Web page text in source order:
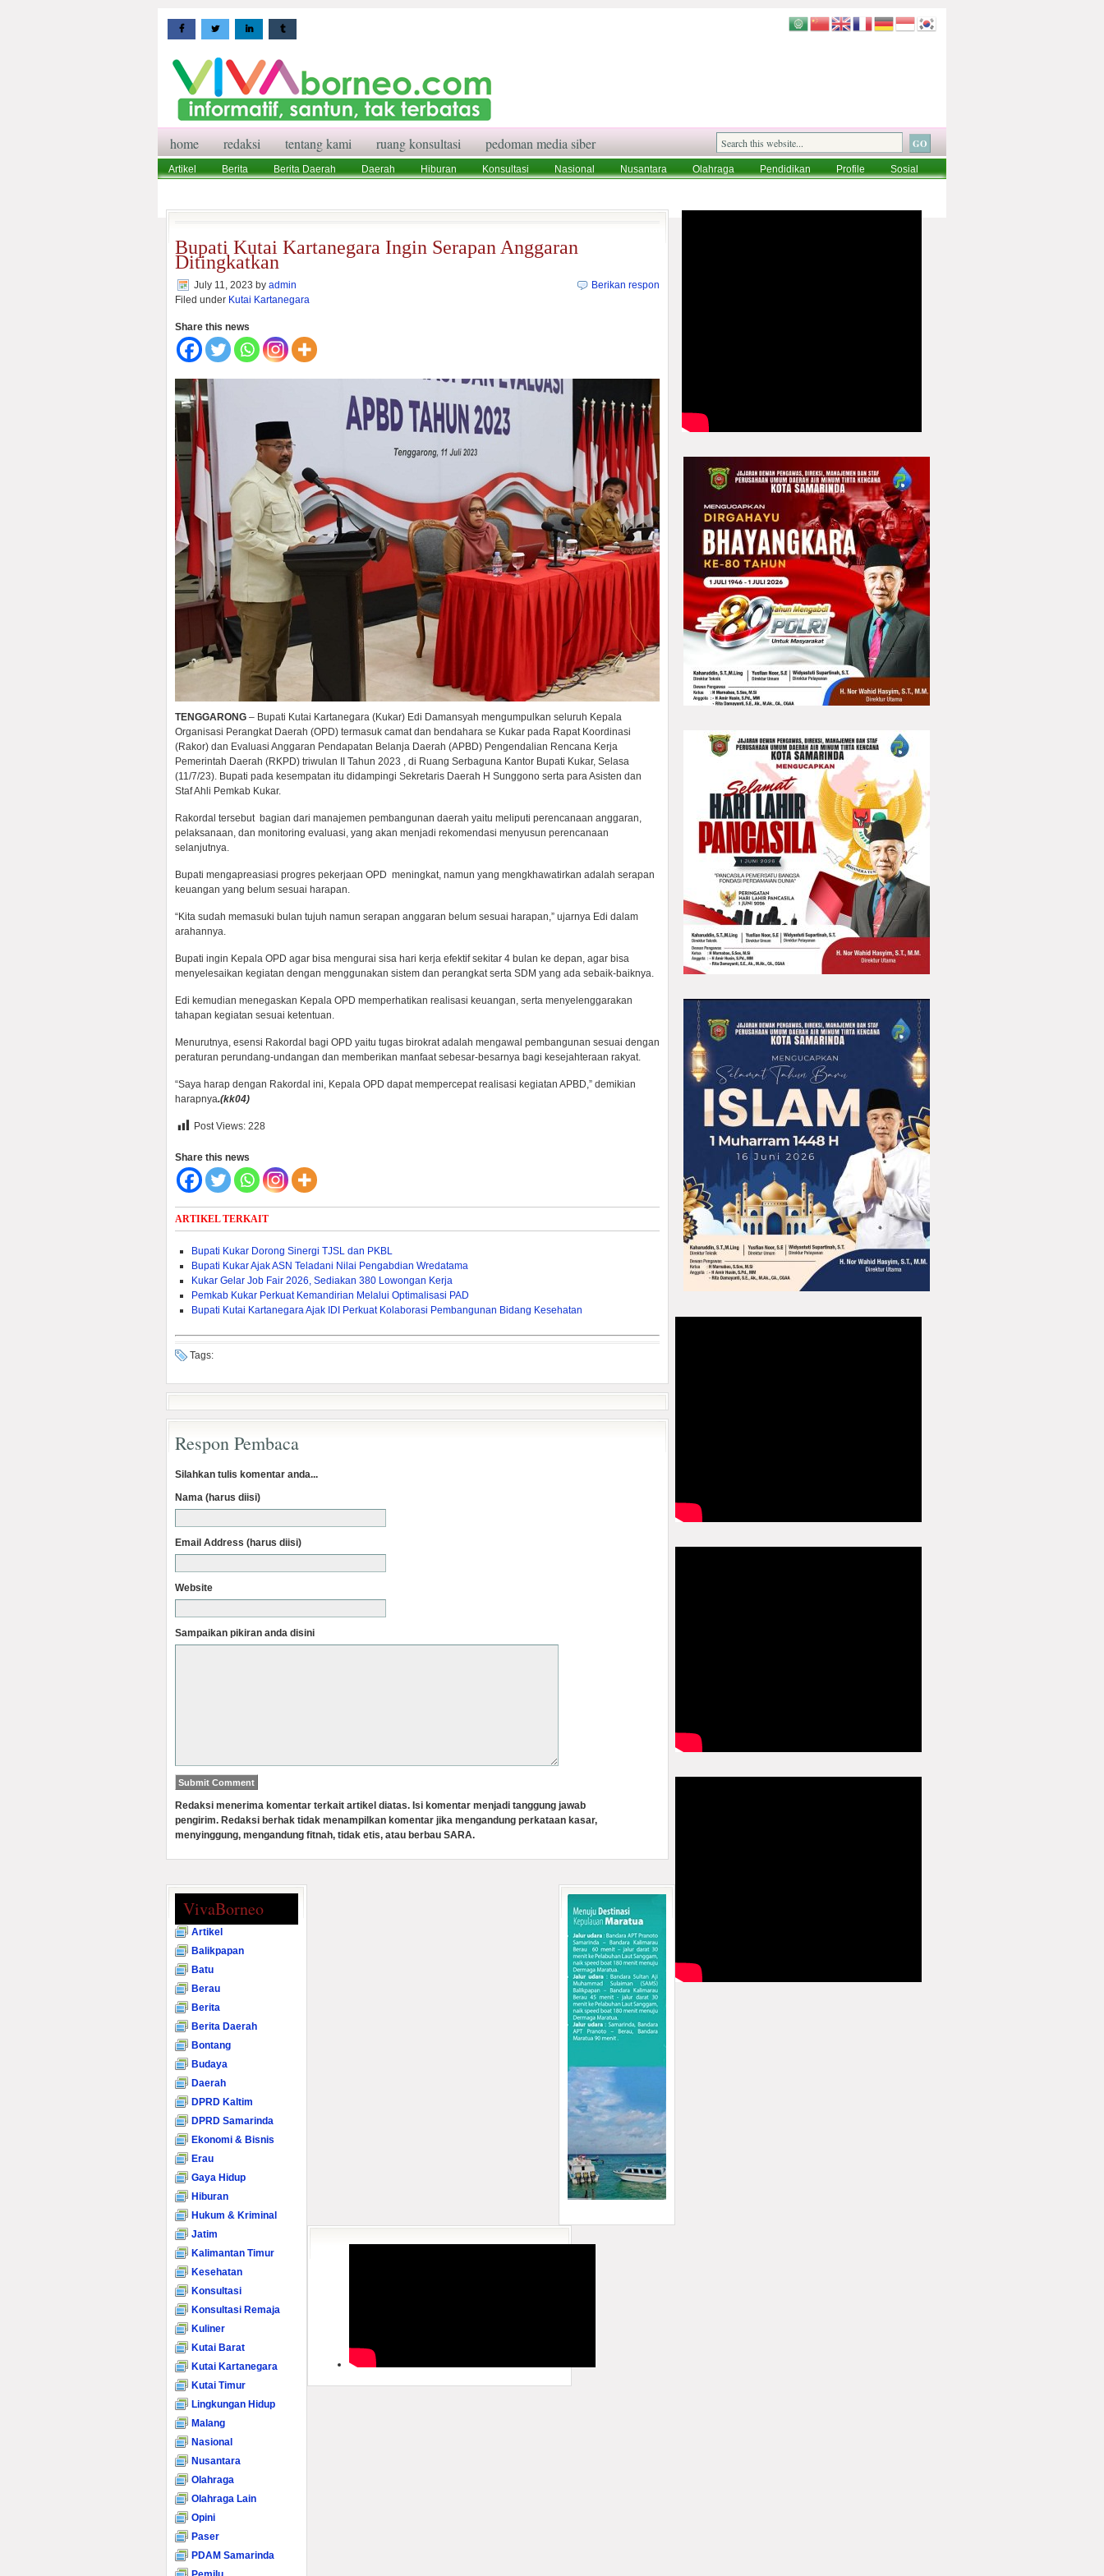
home redaksi tentang kami ruang konsultasi pedoman media siber
Artikel Berita Berita Daerah Daerah Hiburan Konsultasi Nasional Nusantara Olahraga Pendidikan Profile
Sosial
Bupati Kutai Kartanegara Ingin Serapan Anggaran
Ditingkatkan
July 11, 2023 by admin
Filed under Kutai Kartanegara
Berikan respon
Share this news
TENGGARONG – Bupati Kutai Kartanegara (Kukar) Edi Damansyah mengumpulkan seluruh Kepala
Organisasi Perangkat Daerah (OPD) termasuk camat dan bendahara se Kukar pada Rapat Koordinasi
(Rakor) dan Evaluasi Anggaran Pendapatan Belanja Daerah (APBD) Pengendalian Rencana Kerja
Pemerintah Daerah (RKPD) triwulan II Tahun 2023 , di Ruang Serbaguna Kantor Bupati Kukar, Selasa
(11/7/23). Bupati pada kesempatan itu didampingi Sekretaris Daerah H Sunggono serta para Asisten dan
Staf Ahli Pemkab Kukar.
Rakordal tersebut bagian dari manajemen pembangunan daerah yaitu meliputi perencanaan anggaran,
pelaksanaan, dan monitoring evaluasi, yang akan menjadi rekomendasi menyusun perencanaan
selanjutnya.
Bupati mengapreasiasi progres pekerjaan OPD meningkat, namun yang mengkhawatirkan adalah serapan
keuangan yang belum sesuai harapan.
“Kita sudah memasuki bulan tujuh namun serapan anggaran belum sesuai harapan,” ujarnya Edi dalam
arahannya.
Bupati ingin Kepala OPD agar bisa mengurai sisa hari kerja efektif sekitar 4 bulan ke depan, agar bisa
menyelesaikan kegiatan dengan menggunakan sistem dan perangkat serta SDM yang ada sebaik-baiknya.
Edi kemudian menegaskan Kepala OPD memperhatikan realisasi keuangan, serta menyelenggarakan
tahapan kegiatan sesuai ketentuan.
Menurutnya, esensi Rakordal bagi OPD yaitu tugas birokrat adalah mengawal pembangunan sesuai dengan
peraturan perundang-undangan dan memberikan manfaat sebesar-besarnya bagi kesejahteraan rakyat.
“Saya harap dengan Rakordal ini, Kepala OPD dapat mempercepat realisasi kegiatan APBD,” demikian
harapnya.(kk04)
Post Views: 228
Share this news
ARTIKEL TERKAIT
Bupati Kukar Dorong Sinergi TJSL dan PKBL
Bupati Kukar Ajak ASN Teladani Nilai Pengabdian Wredatama
Kukar Gelar Job Fair 2026, Sediakan 380 Lowongan Kerja
Pemkab Kukar Perkuat Kemandirian Melalui Optimalisasi PAD ‎
Bupati Kutai Kartanegara Ajak IDI Perkuat Kolaborasi Pembangunan Bidang Kesehatan
Tags:
Respon Pembaca
Silahkan tulis komentar anda...
Nama (harus diisi)
Email Address (harus diisi)
Website
Sampaikan pikiran anda disini
Redaksi menerima komentar terkait artikel diatas. Isi komentar menjadi tanggung jawab
pengirim. Redaksi berhak tidak menampilkan komentar jika mengandung perkataan kasar,
menyinggung, mengandung fitnah, tidak etis, atau berbau SARA.
VivaBorneo
Artikel
Balikpapan
Batu
Berau
Berita
Berita Daerah
Bontang
Budaya
Daerah
DPRD Kaltim
DPRD Samarinda
Ekonomi & Bisnis
Erau
Gaya Hidup
Hiburan
Hukum & Kriminal
Jatim
Kalimantan Timur
Kesehatan
Konsultasi
Konsultasi Remaja
Kuliner
Kutai Barat
Kutai Kartanegara
Kutai Timur
Lingkungan Hidup
Malang
Nasional
Nusantara
Olahraga
Olahraga Lain
Opini
Paser
PDAM Samarinda